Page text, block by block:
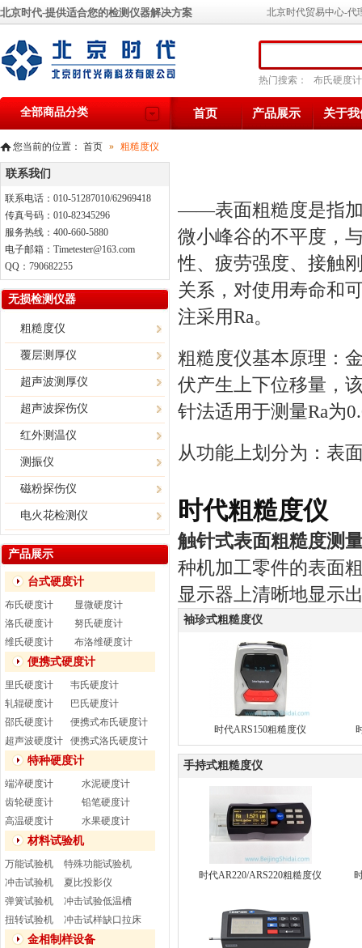
全部商品分类
北京时代-提供适合您的检测仪器解决方案
热门搜索： 布氏硬度计
首页 产品展示 关于我
北京时代贸易中心-代
您当前的位置： 首页 » 粗糙度仪
——表面粗糙度是指
微小峰谷的不平度，
性、疲劳强度、接触
关系，对使用寿命和
注采用Ra。
粗糙度仪基本原理：
伏产生上下位移量，
针法适用于测量Ra为
从功能上划分为：表
时代粗糙度仪
触针式表面粗糙度测
种机加工零件的表面
显示器上清晰地显示
袖珍式粗糙度仪
时代ARS150粗糙度仪
手持式粗糙度仪
时代AR220/ARS220粗糙度仪
联系我们
联系电话：010-51287010/62969418
传真号码：010-82345296
服务热线：400-660-5880
电子邮箱：Timetester@163.com
QQ：790682255
无损检测仪器
粗糙度仪
覆层测厚仪
超声波测厚仪
超声波探伤仪
红外测温仪
测振仪
磁粉探伤仪
电火花检测仪
产品展示
台式硬度计
布氏硬度计
显微硬度计
洛氏硬度计
努氏硬度计
维氏硬度计
布洛维硬度计
便携式硬度计
里氏硬度计
韦氏硬度计
轧辊硬度计
巴氏硬度计
邵氏硬度计
便携式布氏硬度计
超声波硬度计
便携式洛氏硬度计
特种硬度计
端淬硬度计
水泥硬度计
齿轮硬度计
铅笔硬度计
高温硬度计
水果硬度计
材料试验机
万能试验机
特殊功能试验机
冲击试验机
夏比投影仪
弹簧试验机
冲击试验低温槽
扭转试验机
冲击试样缺口拉床
金相制样设备